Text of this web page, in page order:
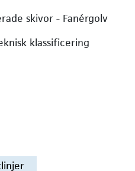
skivor - Fanérgolv
klassificering